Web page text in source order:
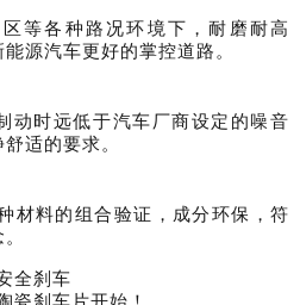
等各种路况环境下，耐磨耐高
源汽车更好的掌控道路。
动时远低于汽车厂商设定的噪音
适的要求。
材料的组合验证，成分环保，符
全刹车